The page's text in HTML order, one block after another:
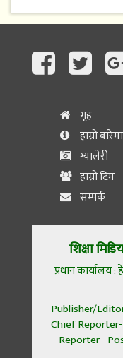
गृह
हाम्रो बारेमा
ग्यालेरी
हाम्रो टिम
सम्पर्क
शिक्षा
प्रधान कार्यालय :
Publisher/
Chief
Reporter -